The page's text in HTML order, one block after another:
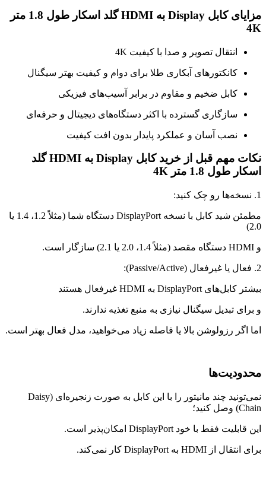
مزایای کابل Display به HDMI گلد اسکار طول 1.8 متر
4K
انتقال تصویر و صدا با کیفیت 4K
کانکتورهای آبکاری طلا برای دوام و کیفیت بهتر سیگنال
کابل ضخیم و مقاوم در برابر آسیب‌های فیزیکی
سازگاری گسترده با اکثر دستگاه‌های دیجیتال و حرفه‌ای
نصب آسان و عملکرد پایدار بدون افت کیفیت
نکات مهم قبل از خرید کابل Display به HDMI گلد
اسکار طول 1.8 متر 4K
1. نسخه‌ها رو چک کنید:
مطمئن شید کابل با نسخه DisplayPort دستگاه شما (مثلاً 1.2، 1.4 یا
2.0)
و HDMI دستگاه مقصد (مثلاً 1.4، 2.0 یا 2.1) سازگار است.
2. فعال یا غیرفعال (Passive/Active):
بیشتر کابل‌های DisplayPort به HDMI غیرفعال هستند
و برای تبدیل سیگنال نیازی به منبع تغذیه ندارند.
اما اگر رزولوشن بالا یا فاصله زیاد می‌خواهید، مدل فعال بهتر است.
محدودیت‌ها
نمی‌تونید چند مانیتور را با این کابل به صورت زنجیره‌ای (Daisy
Chain) وصل کنید؛
این قابلیت فقط با خود DisplayPort امکان‌پذیر است.
برای انتقال از HDMI به DisplayPort کار نمی‌کند.